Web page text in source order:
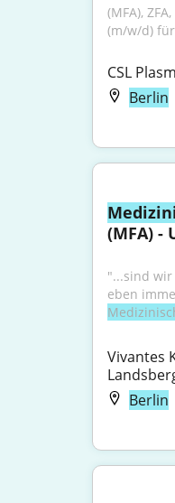
(MFA),
(m/w/d)
CSL
Berlin
(MFA) -
"...sind
Vivantes
Berlin